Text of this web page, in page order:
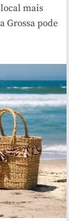
mais
Grossa pode